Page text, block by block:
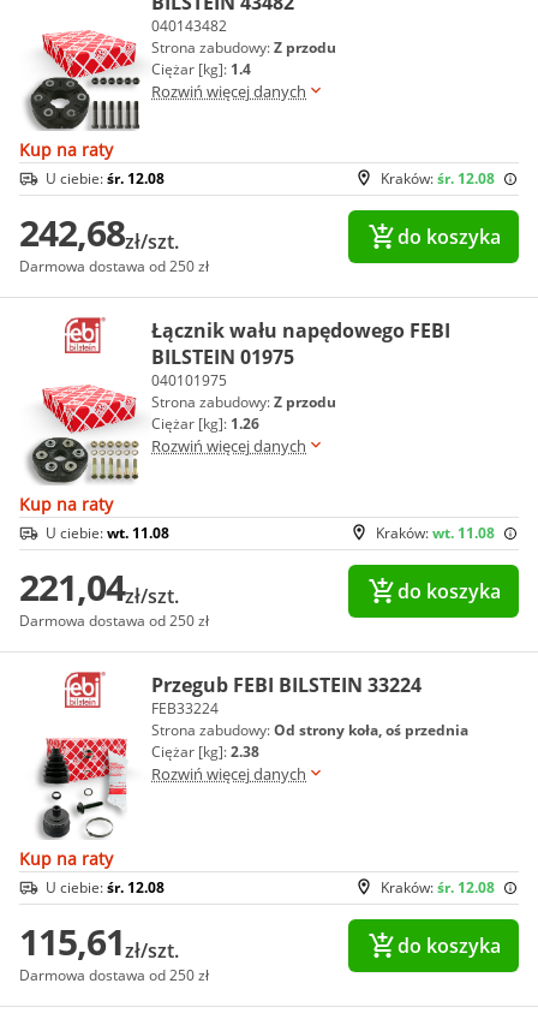
040143482
Strona zabudowy:Z przodu
Ciężar [kg]: 1.4
Rozwiń więcej danych
Kup na raty
Kraków:śr. 12.08
U ciebie:śr. 12.08
242,68zł/szt.
Darmowa dostawa od 250 zł
do koszyka
Łącznik wału napędowego FEBI
BILSTEIN 01975
040101975
Strona zabudowy:Z przodu
Ciężar [kg]: 1.26
Rozwiń więcej danych
Kup na raty
Kraków:wt. 11.08
U ciebie:wt. 11.08
221,04zł/szt.
Darmowa dostawa od 250 zł
do koszyka
Przegub FEBI BILSTEIN 33224
FEB33224
Strona zabudowy:Od strony koła, oś przednia
Ciężar [kg]:2.38
Rozwiń więcej danych
Kup na raty
Kraków:śr. 12.08
U ciebie:śr. 12.08
115,61zł/szt.
Darmowa dostawa od 250 zł
do koszyka